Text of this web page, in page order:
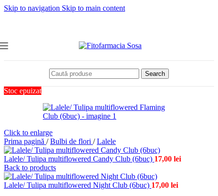
Skip to navigation Skip to main content
Search
Stoc epuizat
Click to enlarge
Prima pagină / Bulbi de flori / Lalele
Lalele/ Tulipa multiflowered Candy Club (6buc) 17,00 lei
Back to products
Lalele/ Tulipa multiflowered Night Club (6buc) 17,00 lei